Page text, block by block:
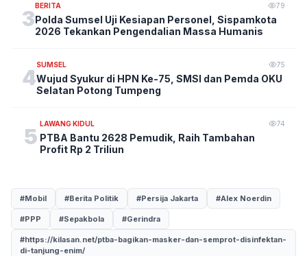
3
BERITA 79
Polda Sumsel Uji Kesiapan Personel, Sispamkota
2026 Tekankan Pengendalian Massa Humanis
4
SUMSEL 75
Wujud Syukur di HPN Ke-75, SMSI dan Pemda OKU
Selatan Potong Tumpeng
5
LAWANG KIDUL 74
PTBA Bantu 2628 Pemudik, Raih Tambahan
Profit Rp 2 Triliun
#Mobil #Berita Politik #Persija Jakarta #Alex Noerdin
#PPP #Sepakbola #Gerindra
#https://kilasan.net/ptba-bagikan-masker-dan-semprot-disinfektan-
di-tanjung-enim/